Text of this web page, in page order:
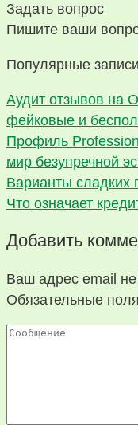
Задать вопрос
Пишите ваши
Популярные записи
Аудит отзывов на
фейковые и
Профиль
мир безупречной
Варианты сладких
Что означает
Добавить
Ваш адрес email не
Обязательные